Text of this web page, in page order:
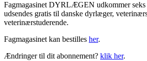
Fagmagasinet DYRLÆGEN udkommer seks
udsendes gratis til danske dyrlæger,
veterinærstuderende.
Fagmagasinet kan bestilles her.
Ændringer til dit abonnement? klik her.